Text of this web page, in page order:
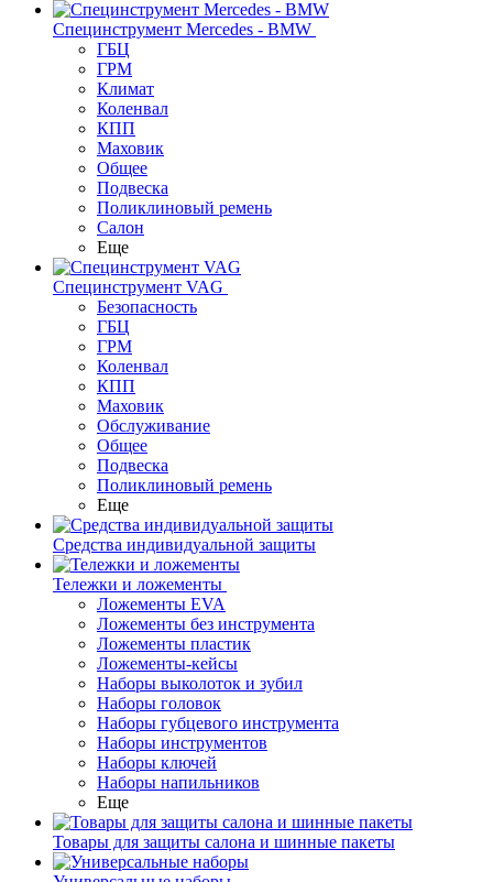
Специнструмент Mercedes - BMW
ГБЦ
ГРМ
Климат
Коленвал
КПП
Маховик
Общее
Подвеска
Поликлиновый ремень
Салон
Еще
Специнструмент VAG
Безопасность
ГБЦ
ГРМ
Коленвал
КПП
Маховик
Обслуживание
Общее
Подвеска
Поликлиновый ремень
Еще
Средства индивидуальной защиты
Тележки и ложементы
Ложементы EVA
Ложементы без инструмента
Ложементы пластик
Ложементы-кейсы
Наборы выколоток и зубил
Наборы головок
Наборы губцевого инструмента
Наборы инструментов
Наборы ключей
Наборы напильников
Еще
Товары для защиты салона и шинные пакеты